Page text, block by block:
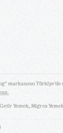
Türkiye’de
Yemek, Migros